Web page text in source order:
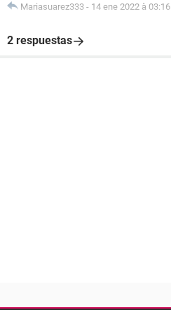
Mariasuarez333 - 14 ene 2022 à 03:16
2 respuestas